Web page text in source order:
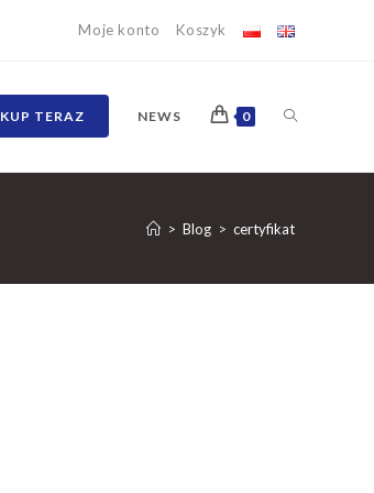
Moje konto Koszyk
KUP TERAZ NEWS 0 TOGGLE
WEBSITE
> Blog > certyfikat